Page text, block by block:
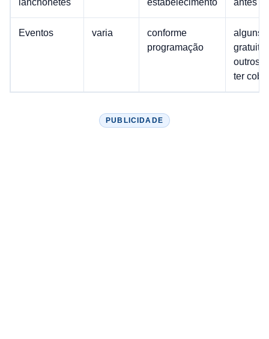
Eventos varia
conforme
programação
alguns
outros
ter
PUBLICIDADE